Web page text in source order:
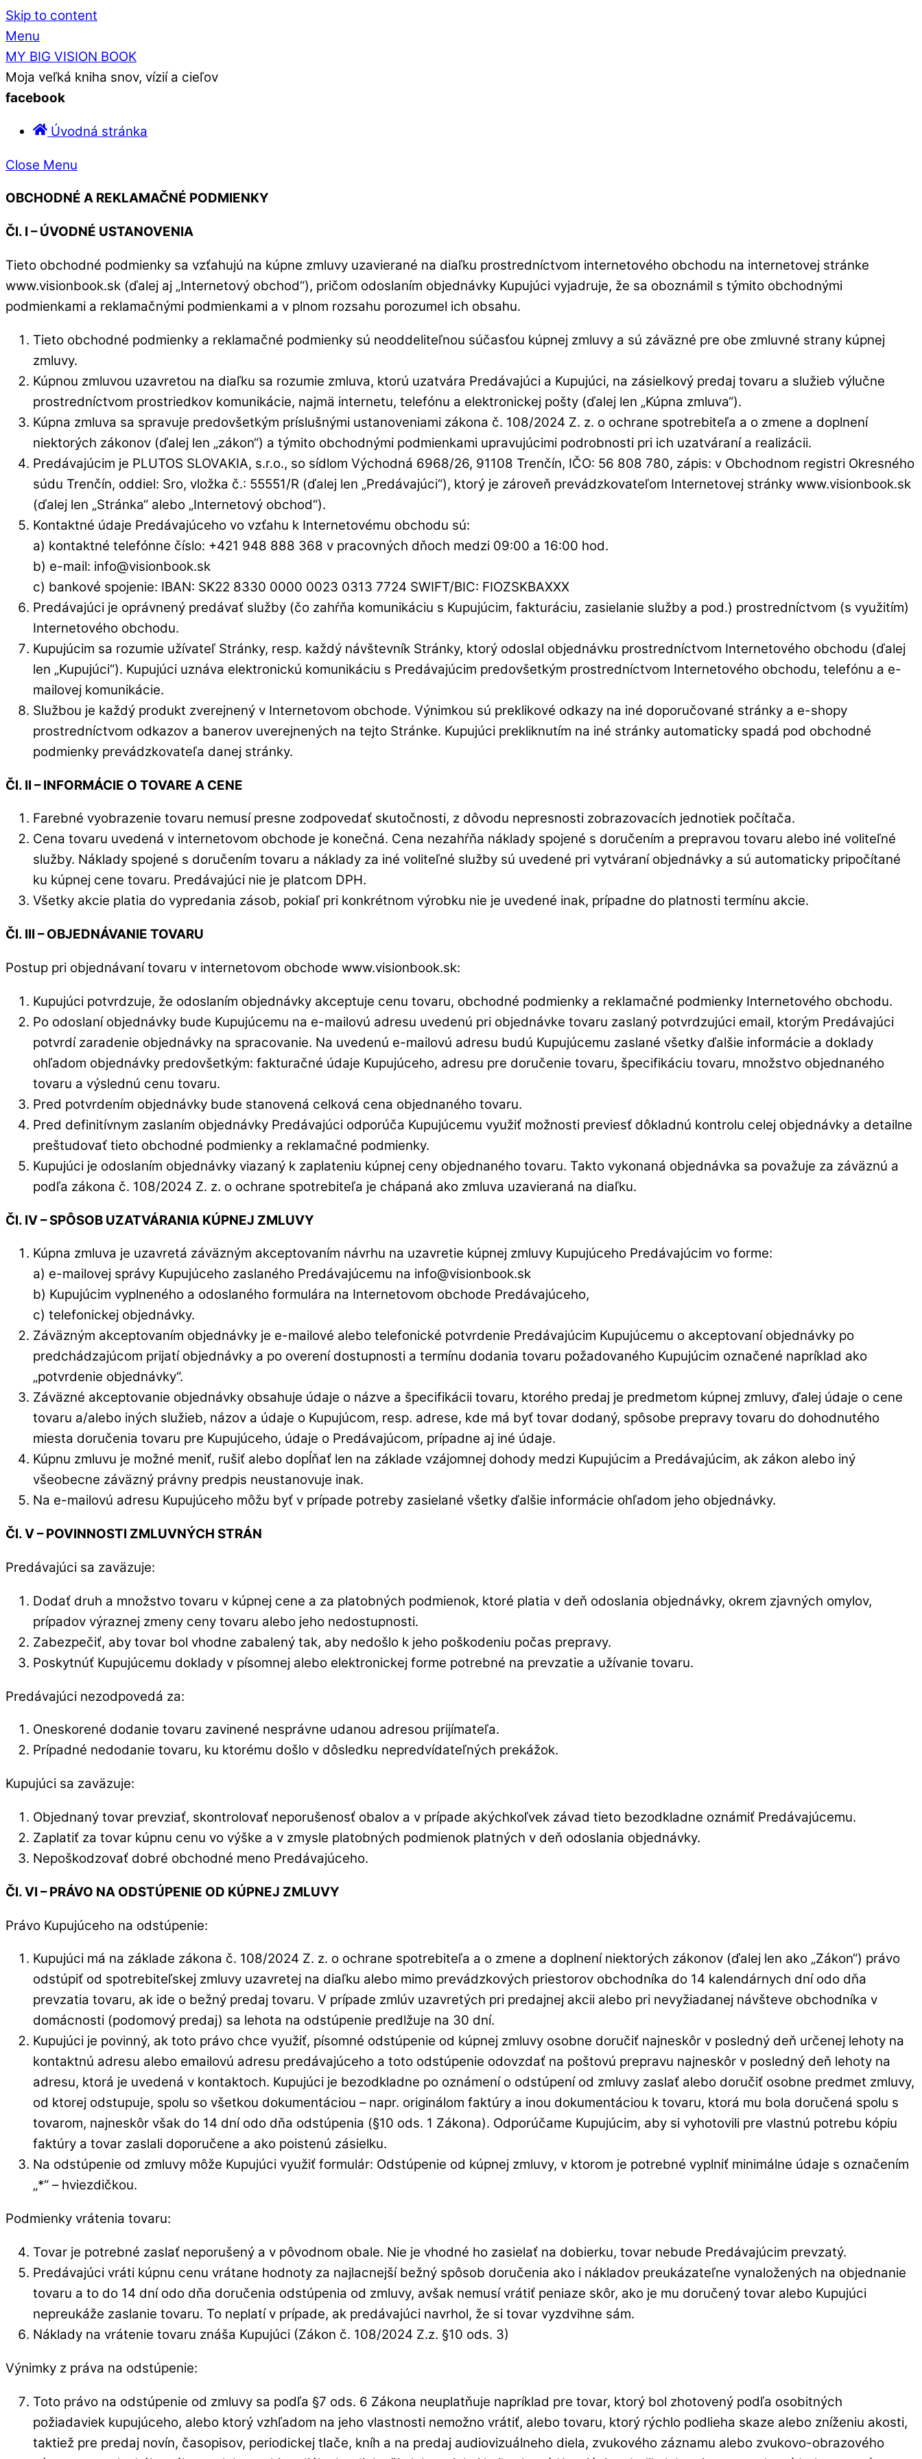
Skip to content
Menu
MY BIG VISION BOOK
Moja veľká kniha snov, vízií a cieľov
facebook
Úvodná stránka
Close Menu
OBCHODNÉ A REKLAMAČNÉ PODMIENKY
Čl. I – ÚVODNÉ USTANOVENIA
Tieto obchodné podmienky sa vzťahujú na kúpne zmluvy uzavierané na diaľku prostredníctvom internetového obchodu na internetovej stránke
www.visionbook.sk (ďalej aj „Internetový obchod“), pričom odoslaním objednávky Kupujúci vyjadruje, že sa oboznámil s týmito obchodnými
podmienkami a reklamačnými podmienkami a v plnom rozsahu porozumel ich obsahu.
Tieto obchodné podmienky a reklamačné podmienky sú neoddeliteľnou súčasťou kúpnej zmluvy a sú záväzné pre obe zmluvné strany kúpnej
zmluvy.
Kúpnou zmluvou uzavretou na diaľku sa rozumie zmluva, ktorú uzatvára Predávajúci a Kupujúci, na zásielkový predaj tovaru a služieb výlučne
prostredníctvom prostriedkov komunikácie, najmä internetu, telefónu a elektronickej pošty (ďalej len „Kúpna zmluva“).
Kúpna zmluva sa spravuje predovšetkým príslušnými ustanoveniami zákona č. 108/2024 Z. z. o ochrane spotrebiteľa a o zmene a doplnení
niektorých zákonov (ďalej len „zákon“) a týmito obchodnými podmienkami upravujúcimi podrobnosti pri ich uzatváraní a realizácii.
Predávajúcim je PLUTOS SLOVAKIA, s.r.o., so sídlom Východná 6968/26, 91108 Trenčín, IČO: 56 808 780, zápis: v Obchodnom registri Okresného
súdu Trenčín, oddiel: Sro, vložka č.: 55551/R (ďalej len „Predávajúci“), ktorý je zároveň prevádzkovateľom Internetovej stránky www.visionbook.sk
(ďalej len „Stránka“ alebo „Internetový obchod“).
Kontaktné údaje Predávajúceho vo vzťahu k Internetovému obchodu sú:
a) kontaktné telefónne číslo: +421 948 888 368 v pracovných dňoch medzi 09:00 a 16:00 hod.
b) e-mail: info@visionbook.sk
c) bankové spojenie: IBAN: SK22 8330 0000 0023 0313 7724 SWIFT/BIC: FIOZSKBAXXX
Predávajúci je oprávnený predávať služby (čo zahŕňa komunikáciu s Kupujúcim, fakturáciu, zasielanie služby a pod.) prostredníctvom (s využitím)
Internetového obchodu.
Kupujúcim sa rozumie užívateľ Stránky, resp. každý návštevník Stránky, ktorý odoslal objednávku prostredníctvom Internetového obchodu (ďalej
len „Kupujúci“). Kupujúci uznáva elektronickú komunikáciu s Predávajúcim predovšetkým prostredníctvom Internetového obchodu, telefónu a e-
mailovej komunikácie.
Službou je každý produkt zverejnený v Internetovom obchode. Výnimkou sú preklikové odkazy na iné doporučované stránky a e-shopy
prostredníctvom odkazov a banerov uverejnených na tejto Stránke. Kupujúci prekliknutím na iné stránky automaticky spadá pod obchodné
podmienky prevádzkovateľa danej stránky.
Čl. II – INFORMÁCIE O TOVARE A CENE
Farebné vyobrazenie tovaru nemusí presne zodpovedať skutočnosti, z dôvodu nepresnosti zobrazovacích jednotiek počítača.
Cena tovaru uvedená v internetovom obchode je konečná. Cena nezahŕňa náklady spojené s doručením a prepravou tovaru alebo iné voliteľné
služby. Náklady spojené s doručením tovaru a náklady za iné voliteľné služby sú uvedené pri vytváraní objednávky a sú automaticky pripočítané
ku kúpnej cene tovaru. Predávajúci nie je platcom DPH.
Všetky akcie platia do vypredania zásob, pokiaľ pri konkrétnom výrobku nie je uvedené inak, prípadne do platnosti termínu akcie.
Čl. III – OBJEDNÁVANIE TOVARU
Postup pri objednávaní tovaru v internetovom obchode www.visionbook.sk:
Kupujúci potvrdzuje, že odoslaním objednávky akceptuje cenu tovaru, obchodné podmienky a reklamačné podmienky Internetového obchodu.
Po odoslaní objednávky bude Kupujúcemu na e-mailovú adresu uvedenú pri objednávke tovaru zaslaný potvrdzujúci email, ktorým Predávajúci
potvrdí zaradenie objednávky na spracovanie. Na uvedenú e-mailovú adresu budú Kupujúcemu zaslané všetky ďalšie informácie a doklady
ohľadom objednávky predovšetkým: fakturačné údaje Kupujúceho, adresu pre doručenie tovaru, špecifikáciu tovaru, množstvo objednaného
tovaru a výslednú cenu tovaru.
Pred potvrdením objednávky bude stanovená celková cena objednaného tovaru.
Pred definitívnym zaslaním objednávky Predávajúci odporúča Kupujúcemu využiť možnosti previesť dôkladnú kontrolu celej objednávky a detailne
preštudovať tieto obchodné podmienky a reklamačné podmienky.
Kupujúci je odoslaním objednávky viazaný k zaplateniu kúpnej ceny objednaného tovaru. Takto vykonaná objednávka sa považuje za záväznú a
podľa zákona č. 108/2024 Z. z. o ochrane spotrebiteľa je chápaná ako zmluva uzavieraná na diaľku.
Čl. IV – SPÔSOB UZATVÁRANIA KÚPNEJ ZMLUVY
Kúpna zmluva je uzavretá záväzným akceptovaním návrhu na uzavretie kúpnej zmluvy Kupujúceho Predávajúcim vo forme:
a) e-mailovej správy Kupujúceho zaslaného Predávajúcemu na info@visionbook.sk
b) Kupujúcim vyplneného a odoslaného formulára na Internetovom obchode Predávajúceho,
c) telefonickej objednávky.
Záväzným akceptovaním objednávky je e-mailové alebo telefonické potvrdenie Predávajúcim Kupujúcemu o akceptovaní objednávky po
predchádzajúcom prijatí objednávky a po overení dostupnosti a termínu dodania tovaru požadovaného Kupujúcim označené napríklad ako
„potvrdenie objednávky“.
Záväzné akceptovanie objednávky obsahuje údaje o názve a špecifikácii tovaru, ktorého predaj je predmetom kúpnej zmluvy, ďalej údaje o cene
tovaru a/alebo iných služieb, názov a údaje o Kupujúcom, resp. adrese, kde má byť tovar dodaný, spôsobe prepravy tovaru do dohodnutého
miesta doručenia tovaru pre Kupujúceho, údaje o Predávajúcom, prípadne aj iné údaje.
Kúpnu zmluvu je možné meniť, rušiť alebo dopĺňať len na základe vzájomnej dohody medzi Kupujúcim a Predávajúcim, ak zákon alebo iný
všeobecne záväzný právny predpis neustanovuje inak.
Na e-mailovú adresu Kupujúceho môžu byť v prípade potreby zasielané všetky ďalšie informácie ohľadom jeho objednávky.
Čl. V – POVINNOSTI ZMLUVNÝCH STRÁN
Predávajúci sa zaväzuje:
Dodať druh a množstvo tovaru v kúpnej cene a za platobných podmienok, ktoré platia v deň odoslania objednávky, okrem zjavných omylov,
prípadov výraznej zmeny ceny tovaru alebo jeho nedostupnosti.
Zabezpečiť, aby tovar bol vhodne zabalený tak, aby nedošlo k jeho poškodeniu počas prepravy.
Poskytnúť Kupujúcemu doklady v písomnej alebo elektronickej forme potrebné na prevzatie a užívanie tovaru.
Predávajúci nezodpovedá za:
Oneskorené dodanie tovaru zavinené nesprávne udanou adresou prijímateľa.
Prípadné nedodanie tovaru, ku ktorému došlo v dôsledku nepredvídateľných prekážok.
Kupujúci sa zaväzuje:
Objednaný tovar prevziať, skontrolovať neporušenosť obalov a v prípade akýchkoľvek závad tieto bezodkladne oznámiť Predávajúcemu.
Zaplatiť za tovar kúpnu cenu vo výške a v zmysle platobných podmienok platných v deň odoslania objednávky.
Nepoškodzovať dobré obchodné meno Predávajúceho.
Čl. VI – PRÁVO NA ODSTÚPENIE OD KÚPNEJ ZMLUVY
Právo Kupujúceho na odstúpenie:
Kupujúci má na základe zákona č. 108/2024 Z. z. o ochrane spotrebiteľa a o zmene a doplnení niektorých zákonov (ďalej len ako „Zákon“) právo
odstúpiť od spotrebiteľskej zmluvy uzavretej na diaľku alebo mimo prevádzkových priestorov obchodníka do 14 kalendárnych dní odo dňa
prevzatia tovaru, ak ide o bežný predaj tovaru. V prípade zmlúv uzavretých pri predajnej akcii alebo pri nevyžiadanej návšteve obchodníka v
domácnosti (podomový predaj) sa lehota na odstúpenie predlžuje na 30 dní.
Kupujúci je povinný, ak toto právo chce využiť, písomné odstúpenie od kúpnej zmluvy osobne doručiť najneskôr v posledný deň určenej lehoty na
kontaktnú adresu alebo emailovú adresu predávajúceho a toto odstúpenie odovzdať na poštovú prepravu najneskôr v posledný deň lehoty na
adresu, ktorá je uvedená v kontaktoch. Kupujúci je bezodkladne po oznámení o odstúpení od zmluvy zaslať alebo doručiť osobne predmet zmluvy,
od ktorej odstupuje, spolu so všetkou dokumentáciou – napr. originálom faktúry a inou dokumentáciou k tovaru, ktorá mu bola doručená spolu s
tovarom, najneskôr však do 14 dní odo dňa odstúpenia (§10 ods. 1 Zákona). Odporúčame Kupujúcim, aby si vyhotovili pre vlastnú potrebu kópiu
faktúry a tovar zaslali doporučene a ako poistenú zásielku.
Na odstúpenie od zmluvy môže Kupujúci využiť formulár: Odstúpenie od kúpnej zmluvy, v ktorom je potrebné vyplniť minimálne údaje s označením
„*“ – hviezdičkou.
Podmienky vrátenia tovaru:
Tovar je potrebné zaslať neporušený a v pôvodnom obale. Nie je vhodné ho zasielať na dobierku, tovar nebude Predávajúcim prevzatý.
Predávajúci vráti kúpnu cenu vrátane hodnoty za najlacnejší bežný spôsob doručenia ako i nákladov preukázateľne vynaložených na objednanie
tovaru a to do 14 dní odo dňa doručenia odstúpenia od zmluvy, avšak nemusí vrátiť peniaze skôr, ako je mu doručený tovar alebo Kupujúci
nepreukáže zaslanie tovaru. To neplatí v prípade, ak predávajúci navrhol, že si tovar vyzdvihne sám.
Náklady na vrátenie tovaru znáša Kupujúci (Zákon č. 108/2024 Z.z. §10 ods. 3)
Výnimky z práva na odstúpenie:
Toto právo na odstúpenie od zmluvy sa podľa §7 ods. 6 Zákona neuplatňuje napríklad pre tovar, ktorý bol zhotovený podľa osobitných
požiadaviek kupujúceho, alebo ktorý vzhľadom na jeho vlastnosti nemožno vrátiť, alebo tovaru, ktorý rýchlo podlieha skaze alebo zníženiu akosti,
taktiež pre predaj novín, časopisov, periodickej tlače, kníh a na predaj audiovizuálneho diela, zvukového záznamu alebo zvukovo-obrazového